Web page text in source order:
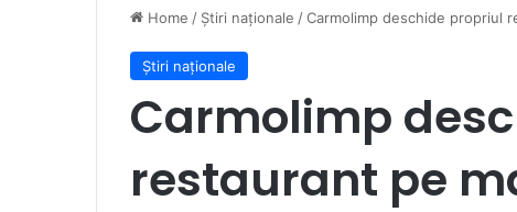
Home / Știri naționale /Carmolimp deschide propriul
Știri naționale
Carmolimp
restaurant pe